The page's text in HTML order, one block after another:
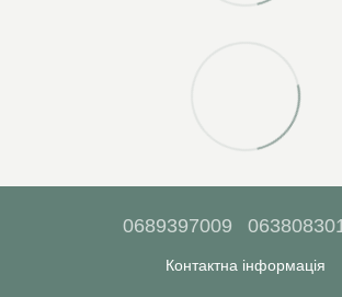
0689397009
Контактна інформація